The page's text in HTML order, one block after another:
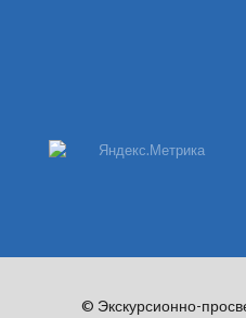
© Экскурсионно-